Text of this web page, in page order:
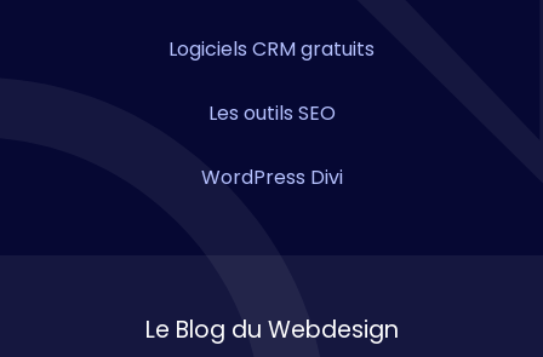
Logiciels CRM gratuits
Les outils SEO
WordPress Divi
Le Blog du Webdesign